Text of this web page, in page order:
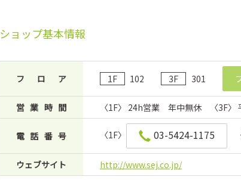
ショップ基本情報
フロア 1F 102 3F 301
営業時間 〈1F〉 24h営業 年中無休 〈3F〉
電話番号 〈1F〉 03-5424-1175
ウェブサイト http://www.sej.co.jp/